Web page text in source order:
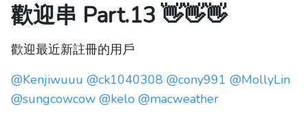
歡迎串 Part.13 👋👋👋
歡迎最近新註冊的用戶
@Kenjiwuuu @ck1040308 @cony991 @MollyLin
@sungcowcow @kelo @macweather